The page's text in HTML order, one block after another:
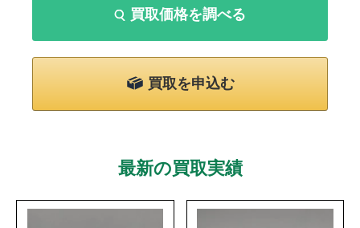
買取価格を調べる
買取を申込む
最新の買取実績